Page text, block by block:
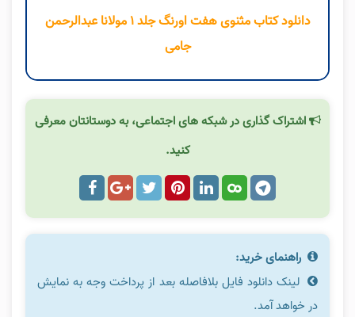
دانلود کتاب مثنوی هفت اورنگ جلد ۱ مولانا عبدالرحمن
جامی
اشتراک گذاری در شبکه های اجتماعی، به دوستانتان معرفی
کنید.
راهنمای خرید:
لینک دانلود فایل بلافاصله بعد از پرداخت وجه به نمایش
در خواهد آمد.